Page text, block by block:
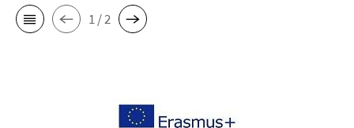
1 / 2